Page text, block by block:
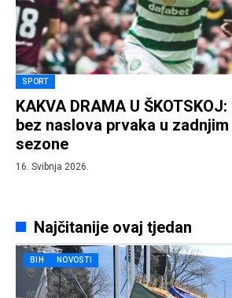
SPORT
KAKVA DRAMA U
bez naslova prvaka u
sezone
16. Svibnja 2026.
Najčitanije ovaj tjedan
BIH NOVOSTI